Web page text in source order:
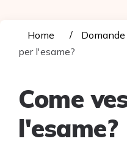
Home
per l'esame?
Come
l'esame?